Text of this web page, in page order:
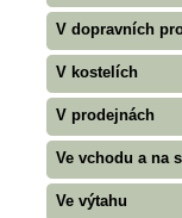
V dopravních
V kostelích
V prodejnách
Ve vchodu a na
Ve výtahu